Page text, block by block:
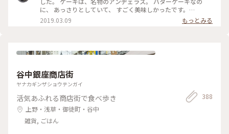
に、 あっさりとしていて、 すごく美味しかったです。
#angeluse#アンヂェラス#浅草カフェ#ケーキ#おやつ
2019.03.09 もっとみる
谷中銀座商店街
ヤナカギンザショウテンガイ
活気あふれる商店街で食べ歩き
上野・浅草・御徒町・谷中
雑貨, ごはん
388